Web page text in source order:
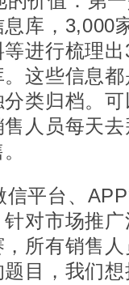
库，3,000
进行梳理
这些信息
类归档。
人员每天
信平台、
对市场推
所有销售
目，我们